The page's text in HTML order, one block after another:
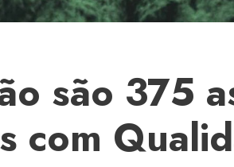
são 375
com